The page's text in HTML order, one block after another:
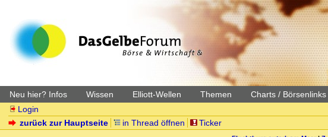
Neu hier? Infos Wissen Elliott-Wellen Themen Charts / Börsenlinks
Login
zurück zur Hauptseite
in Thread öffnen Ticker